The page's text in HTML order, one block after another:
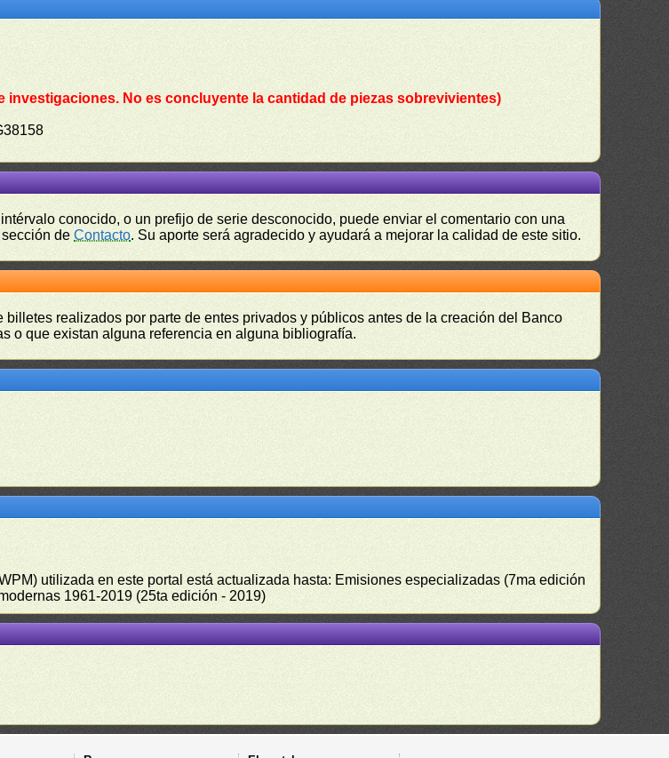
investigaciones. No es concluyente la cantidad de piezas sobrevivientes)
conocido, o un prefijo de serie desconocido, puede enviar el comentario con una
sección deContacto. Su aporte será agradecido y ayudará a mejorar la calidad de este sitio.
realizados por parte de entes privados y públicos antes de la creación del Banco
o que existan alguna referencia en alguna bibliografía.
utilizada en este portal está actualizada hasta: Emisiones especializadas (7ma edición
1961-2019 (25ta edición - 2019)